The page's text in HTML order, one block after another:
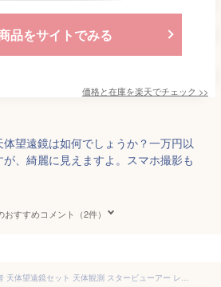
品をサイトでみる
価格と在庫を楽天でチェック >>
望遠鏡は如何でしょうか？一万円以
、綺麗に見えますよ。スマホ撮影も
おすすめコメント（2件）
天体望遠鏡 子供 初心者 天体望遠鏡セット 天体観測 スタービューアー レンズ 伸縮三脚付き 焦点距離200mm-400mm 土星の輪が見える スマホ写真 動画撮影 天体 地上両用 屈折式 望遠鏡 小学生 こども 誕生日 プレゼント ギフト 自由研究